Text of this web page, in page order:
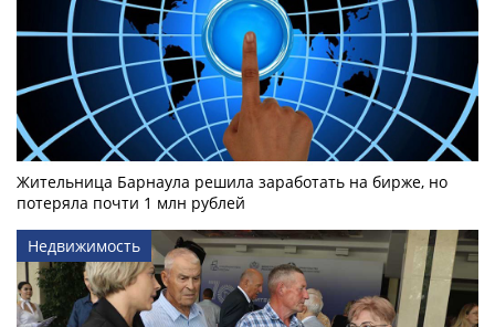
Жительница Барнаула решила заработать на бирже, но
потеряла почти 1 млн рублей
Недвижимость